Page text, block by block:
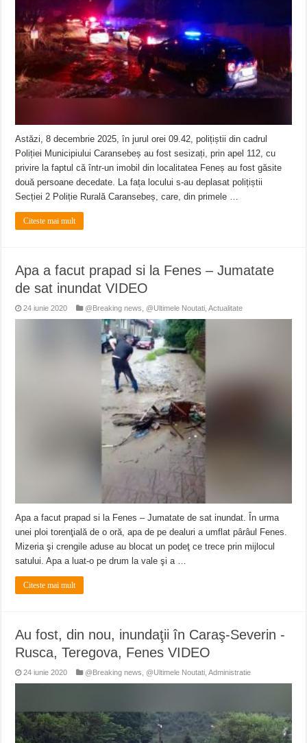
Ștrandul Termal Ring din Oravița – locul unde natura a ascuns un izvor de
Miresme de lavandă, mentă și flori de vară și râsete de copii la Carașova VIDEO
Astăzi, 8 decembrie 2025, în jurul orei 09.42, polițiștii din cadrul
Poliției Municipiului Caransebeș au fost sesizați, prin apel 112, cu
privire la faptul că într-un imobil din localitatea Feneș au fost găsite
două persoane decedate. La fața locului s-au deplasat polițiștii
Secției 2 Poliție Rurală Caransebeș, care, din primele …
Citeste mai mult
Apa a facut prapad si la Fenes – Jumatate
de sat inundat VIDEO
24 iunie 2020 @Breaking news @Ultimele Noutati ,Actualitate
Apa a facut prapad si la Fenes – Jumatate de sat inundat. În urma
unei ploi torenţială de o oră, apa de pe dealuri a umflat pârâul Fenes.
Mizeria şi crengile aduse au blocat un podeţ ce trece prin mijlocul
satului. Apa a luat-o pe drum la vale şi a …
Citeste mai mult
Au fost, din nou, inundaţii în Caraş-Severin -
Rusca, Teregova, Fenes VIDEO
24 iunie 2020 @Breaking news @Ultimele Noutati ,Administratie